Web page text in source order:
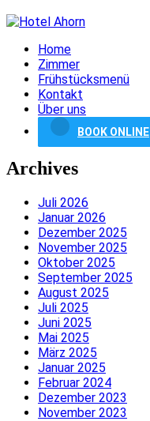
Home
Zimmer
Frühstücksmenü
Kontakt
Über uns
BOOK ONLINE
Archives
Juli 2026
Januar 2026
Dezember 2025
November 2025
Oktober 2025
September 2025
August 2025
Juli 2025
Juni 2025
Mai 2025
März 2025
Januar 2025
Februar 2024
Dezember 2023
November 2023